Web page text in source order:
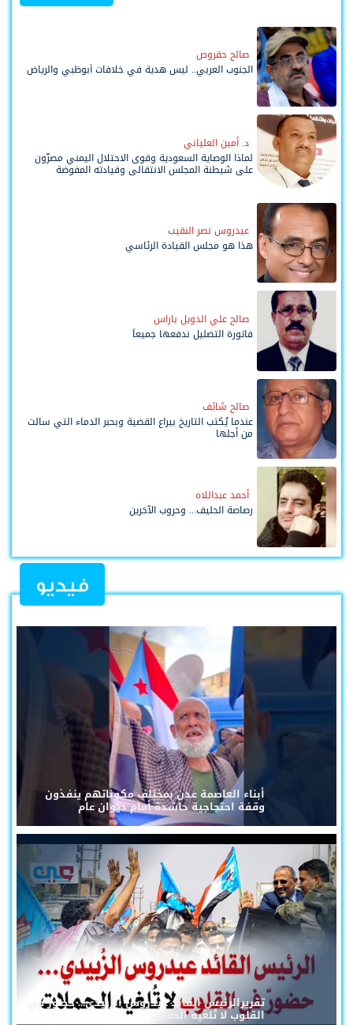
صالح حقروص
الجنوب العربي.. ليس هدية في خلافات أبوظبي والرياض
د. أمين العلياني
لماذا الوصاية السعودية وقوى الاحتلال اليمني مصرّون
على شيطنة المجلس الانتقالي وقيادته المفوضة
عيدروس نصر النقيب
هذا هو مجلس القيادة الرئاسي
صالح علي الدويل باراس
فاتورة التضليل ندفعها جميعاً
صالح شائف
عندما يُكتب التاريخ بيراع القضية وبحبر الدماء التي سالت
من أجلها
أحمد عبداللاه
رصاصة الحليف... وحروب الآخرين
فيديو
أبناء العاصمة عدن بمختلف مكوناتهم ينفذون
وقفة احتجاجية حاشدة أمام ديوان عام
تقريرالرئيس القائد عيدروس الزُبيدي... حضورٌ في
القلوب لا تُلغيه الحملات